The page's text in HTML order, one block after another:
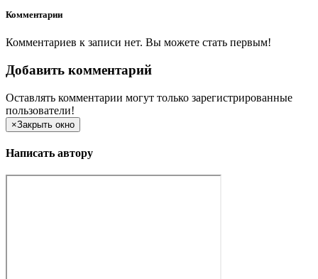
Комментарии
Комментариев к записи нет. Вы можете стать первым!
Добавить комментарий
Оставлять комментарии могут только зарегистрированные
пользователи!
×Закрыть окно
Написать автору